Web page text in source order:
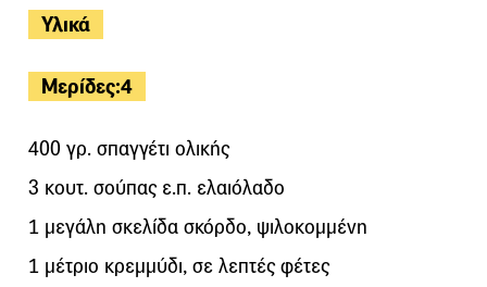
Υλικά
Μερίδες:4
400 γρ. σπαγγέτι ολικής
3 κουτ. σούπας ε.π. ελαιόλαδο
1 μεγάλη σκελίδα σκόρδο, ψιλοκομμένη
1 μέτριο κρεμμύδι, σε λεπτές φέτες